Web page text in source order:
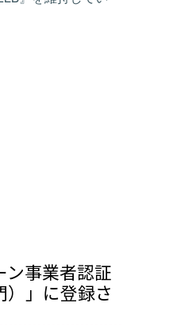
ン事業者認証
）」に登録さ